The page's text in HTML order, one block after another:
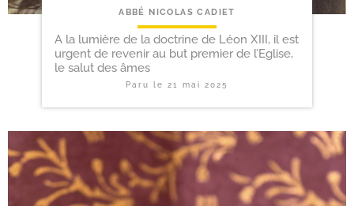
ABBÉ NICOLAS CADIET
A la lumière de la doctrine de Léon XIII, il est
urgent de revenir au but premier de l’Eglise,
le salut des âmes
Paru le21 mai 2025